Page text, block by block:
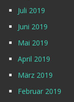
Juli 2019
Juni 2019
Mai 2019
April 2019
März 2019
Februar 2019